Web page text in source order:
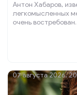
Антон Хабаров,
легкомысленных
очень востребован.
07 августа 2026,